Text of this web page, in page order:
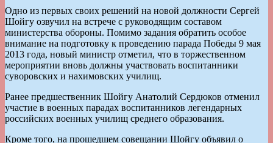
Одно из первых своих решений на новой должности Сергей
Шойгу озвучил на встрече с руководящим составом
министерства обороны. Помимо задания обратить особое
внимание на подготовку к проведению парада Победы 9 мая
2013 года, новый министр отметил, что в торжественном
мероприятии вновь должны участвовать воспитанники
суворовских и нахимовских училищ.
Ранее предшественник Шойгу Анатолий Сердюков отменил
участие в военных парадах воспитанников легендарных
российских военных училищ среднего образования.
Кроме того, на прошедшем совещании Шойгу объявил о